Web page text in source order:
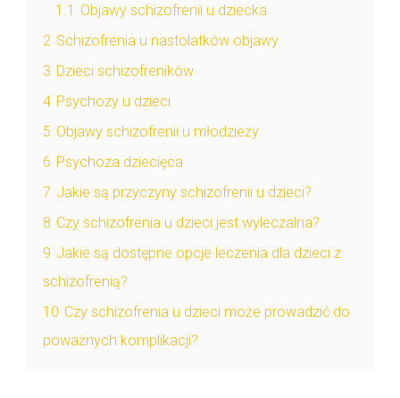
1.1 Objawy schizofrenii u dziecka
2 Schizofrenia u nastolatków objawy
3 Dzieci schizofreników
4 Psychozy u dzieci
5 Objawy schizofrenii u młodzieży
6 Psychoza dziecięca
7 Jakie są przyczyny schizofrenii u dzieci?
8 Czy schizofrenia u dzieci jest wyleczalna?
9 Jakie są dostępne opcje leczenia dla dzieci z
schizofrenią?
10 Czy schizofrenia u dzieci może prowadzić do
poważnych komplikacji?